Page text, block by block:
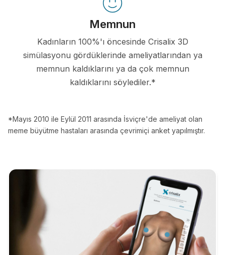
Memnun
Kadınların 100%'ı öncesinde Crisalix 3D
simülasyonu gördüklerinde ameliyatlarından ya
memnun kaldıklarını ya da çok memnun
kaldıklarını söylediler.*
*Mayıs 2010 ile Eylül 2011 arasında İsviçre'de ameliyat olan
meme büyütme hastaları arasında çevrimiçi anket yapılmıştır.